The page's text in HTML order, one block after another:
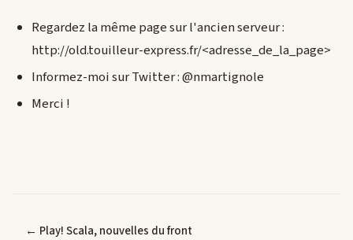
Regardez la même page sur l'ancien serveur :
http://old.touilleur-express.fr/<adresse_de_la_page>
Informez-moi sur Twitter : @nmartignole
Merci !
← Play! Scala, nouvelles du front